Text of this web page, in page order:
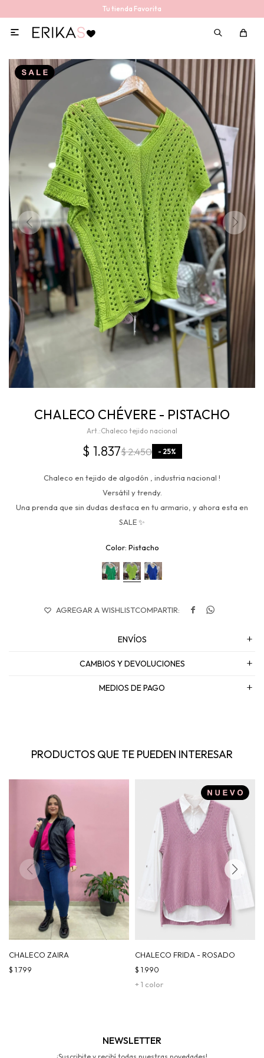
Tu tienda Favorita

CHALECO CHÉVERE - PISTACHO
Chaleco tejido nacional
$ 1.837$2.450 25
Chaleco en tejido de algodón , industria nacional !
Versátil y trendy.
Una prenda que sin dudas destaca en tu armario, y ahora esta en
SALE ✨
Pistacho
 
ENVÍOS
CAMBIOS Y DEVOLUCIONES
MEDIOS DE PAGO
PRODUCTOS QUE TE PUEDEN INTERESAR
CHALECO ZAIRA
$ 1.799
CHALECO FRIDA - ROSADO
+ 1 color
$ 1.990
NEWSLETTER